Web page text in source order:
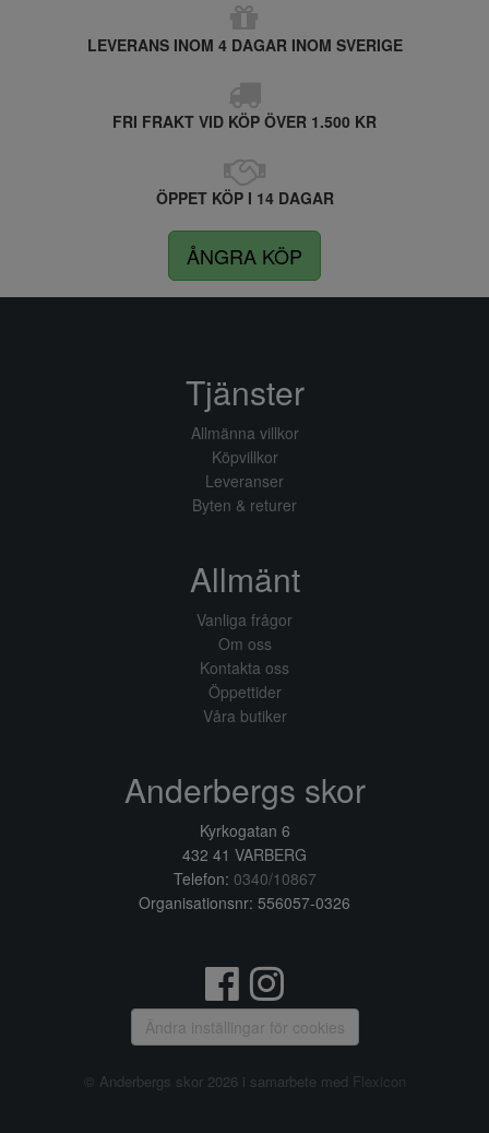
LEVERANS INOM 4 DAGAR INOM SVERIGE
FRI FRAKT VID KÖP ÖVER 1.500 KR
ÖPPET KÖP I 14 DAGAR
ÅNGRA KÖP
Tjänster
Allmänna villkor
Köpvillkor
Leveranser
Byten & returer
Allmänt
Vanliga frågor
Om oss
Kontakta oss
Öppettider
Våra butiker
Anderbergs skor
Kyrkogatan 6
432 41 VARBERG
Telefon: 0340/10867
Organisationsnr: 556057-0326
Ändra inställingar för cookies
© Anderbergs skor 2026 i samarbete med Flexicon